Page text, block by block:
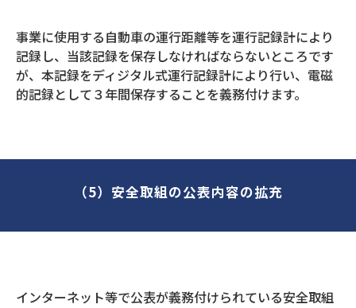
事業に使用する自動車の運行距離等を運行記録計により
記録し、当該記録を保存しなければならないところです
が、本記録をディジタル式運行記録計により行い、電磁
的記録として３年間保存することを義務付けます。
（5）安全取組の公表内容の拡充
インターネット等で公表が義務付けられている安全取組